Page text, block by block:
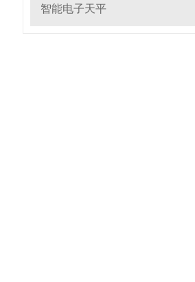
智能电子天平